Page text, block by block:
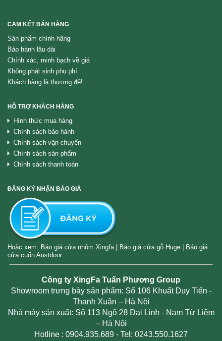
CAM KẾT BÁN HÀNG
Sản phẩm chính hãng
Bảo hành lâu dài
Chính xác, minh bạch về giá
Không phát sinh phụ phí
Khách hàng là thượng đế!
HỖ TRỢ KHÁCH HÀNG
Hình thức mua hàng
Chính sách bảo hành
Chính sách vận chuyển
Chính sách sản phẩm
Chính sách thanh toán
ĐĂNG KÝ NHẬN BÁO GIÁ
Hoặc xem: Báo giá cửa nhôm Xingfa| Báo giá cửa gỗ Huge
Báo giá
cửa cuốn Austdoor
Công ty XingFa Tuấn Phương Group
Showroom trưng bày sản phẩm: Số 106 Khuất Duy Tiến -
Thanh Xuân – Hà Nội
Nhà máy sản xuất: Số 113 Ngõ 28 Đại Linh - Nam Từ Liêm
– Hà Nội
Hotline : 0904.935.689 - Tel: 0243.550.1627